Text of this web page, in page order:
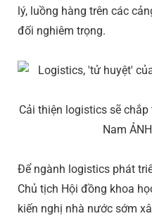
lý, luồng hàng trên các
đối nghiêm trọng.
Cải thiện logistics sẽ
Nam
Để ngành logistics phát
Chủ tịch Hội đồng khoa
kiến nghị nhà nước sớm